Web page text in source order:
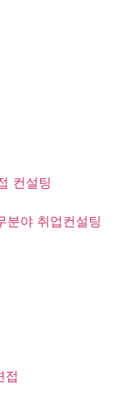
컨설팅
분야 취업컨설팅
접